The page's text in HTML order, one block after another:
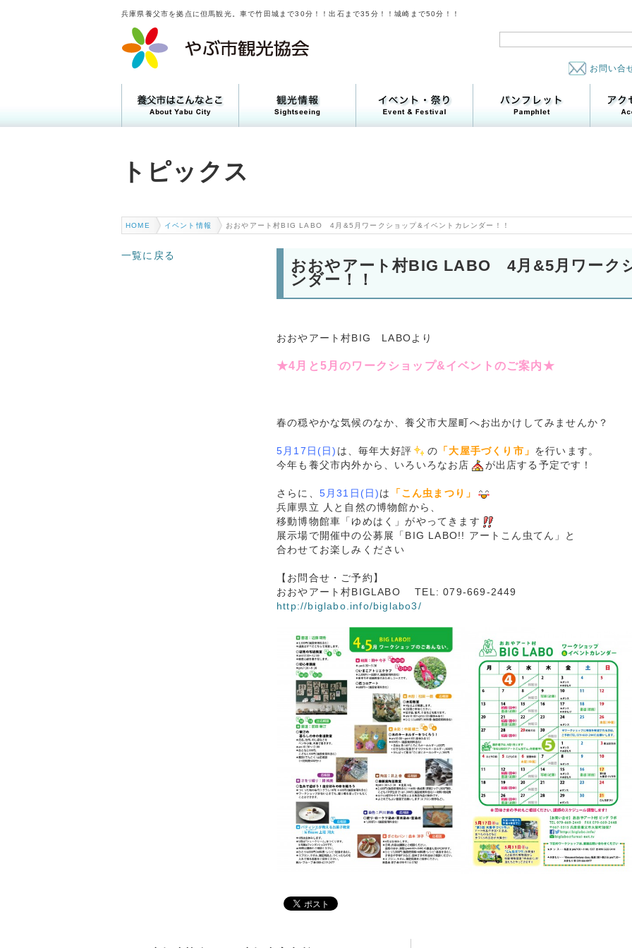
兵庫県養父市を拠点に但馬観光。車で竹田城まで30分！！出石まで35分！！城崎まで50分！！
お問い合
トピックス
HOME イベント情報 おおやアート村BIG LABO 4月&5月ワークショップ&イベントカレンダー！！
おおやアート村BIG LABO 4月&5月ワーク
ンダー！！
おおやアート村BIG LABOより
★4月と5月のワークショップ&イベントのご案内★
春の穏やかな気候のなか、養父市大屋町へお出かけしてみませんか？
5月17日(日) は、毎年大好評 の 「大屋手づくり市」 を行います。
今年も養父市内外から、いろいろなお店
が出店する予定です！
さらに、 5月31日(日)は
「こん虫まつり」
兵庫県立 人と自然の博物館から、
移動博物館車「ゆめはく」がやってきます
展示場で開催中の公募展「BIG LABO!! アートこん虫てん」と
合わせてお楽しみください
【お問合せ・ご予約】
おおやアート村BIGLABO TEL: 079-669-2449
http://biglabo.info/biglabo3/
一覧に戻る